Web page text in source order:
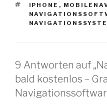
SCHLAGWÖRTER
IPHONE ,
9 Antworten auf
bald kostenlos –